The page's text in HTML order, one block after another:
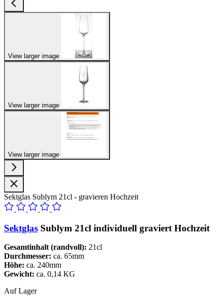
View larger image
View larger image
View larger image
Sektglas Sublym 21cl - gravieren Hochzeit
Sektglas Sublym 21cl individuell graviert Hochzeit
Gesamtinhalt (randvoll): 21cl
Durchmesser: ca. 65mm
Höhe: ca. 240mm
Gewicht: ca. 0,14 KG
Auf Lager